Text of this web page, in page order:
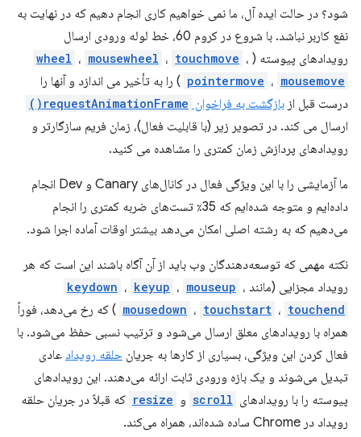
شود؟ در حالت ایده آل، ما نمی خواهیم کاری انجام دهیم که در نهایت به
نفع کاربر نباشد. با شروع در کروم 60، خط لوله ورودی ارسال
رویدادهای پیوسته (
wheel ، mousewheel ، touchmove ،
pointermove ، mousemove
) را به تأخیر می اندازد و آنها را
درست قبل از بازگشت به فراخوان requestAnimationFrame()
ارسال می کند. در تصویر زیر (با قابلیت فعال)، زمان فریم سازگارتر و
رویدادهای پردازش زمان کمتری را مشاهده می کنید.
ما آزمایشی را با این ویژگی فعال در کانال‌های Canary و Dev انجام
داده‌ایم و متوجه شده‌ایم که 35٪ تست‌های ضربه کمتری را انجام
می‌دهیم که به رشته اصلی امکان می‌دهد بیشتر اوقات آماده اجرا شود.
نکته مهمی که توسعه‌دهندگان وب باید از آن آگاه باشند این است که هر
رویداد مجزایی (مانند
keydown ، keyup ، mouseup ،
mousedown ، touchstart ، touchend
) که رخ می‌دهد، فوراً
همراه با رویدادهای معلق ارسال می‌شود و ترتیب نسبی حفظ می‌شود. با
فعال کردن این ویژگی، بسیاری از کارها به جریان حلقه رویداد عادی
تبدیل می‌شوند و یک بازه ورودی ثابت ارائه می‌دهند. این رویدادهای
پیوسته را با رویدادهای scroll و resize که قبلاً در جریان حلقه
رویداد در Chrome ساده شده‌اند، همراه می‌کند.